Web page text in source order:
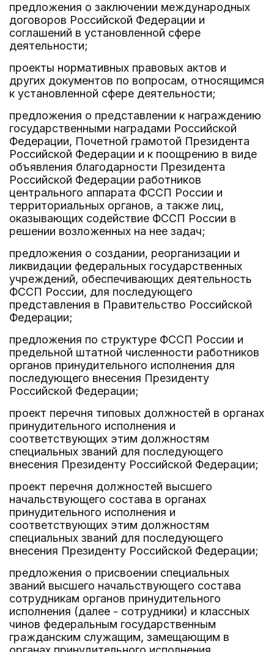
предложения о заключении международных
договоров Российской Федерации и
соглашений в установленной сфере
деятельности;
проекты нормативных правовых актов и
других документов по вопросам, относящимся
к установленной сфере деятельности;
предложения о представлении к награждению
государственными наградами Российской
Федерации, Почетной грамотой Президента
Российской Федерации и к поощрению в виде
объявления благодарности Президента
Российской Федерации работников
центрального аппарата ФССП России и
территориальных органов, а также лиц,
оказывающих содействие ФССП России в
решении возложенных на нее задач;
предложения о создании, реорганизации и
ликвидации федеральных государственных
учреждений, обеспечивающих деятельность
ФССП России, для последующего
представления в Правительство Российской
Федерации;
предложения по структуре ФССП России и
предельной штатной численности работников
органов принудительного исполнения для
последующего внесения Президенту
Российской Федерации;
проект перечня типовых должностей в органах
принудительного исполнения и
соответствующих этим должностям
специальных званий для последующего
внесения Президенту Российской Федерации;
проект перечня должностей высшего
начальствующего состава в органах
принудительного исполнения и
соответствующих этим должностям
специальных званий для последующего
внесения Президенту Российской Федерации;
предложения о присвоении специальных
званий высшего начальствующего состава
сотрудникам органов принудительного
исполнения (далее - сотрудники) и классных
чинов федеральным государственным
гражданским служащим, замещающим в